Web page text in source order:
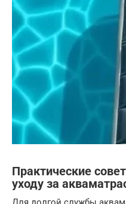
Практические
уходу за